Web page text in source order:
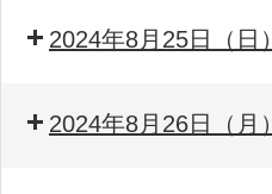
2024年8月25日（日）
2024年8月26日（月）